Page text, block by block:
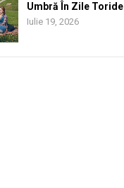
Umbră În Zile Toride
Iulie 19, 2026